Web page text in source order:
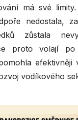
má své limity.
nedostala,
zůstala
proto volají
efektivněji
vodíkového